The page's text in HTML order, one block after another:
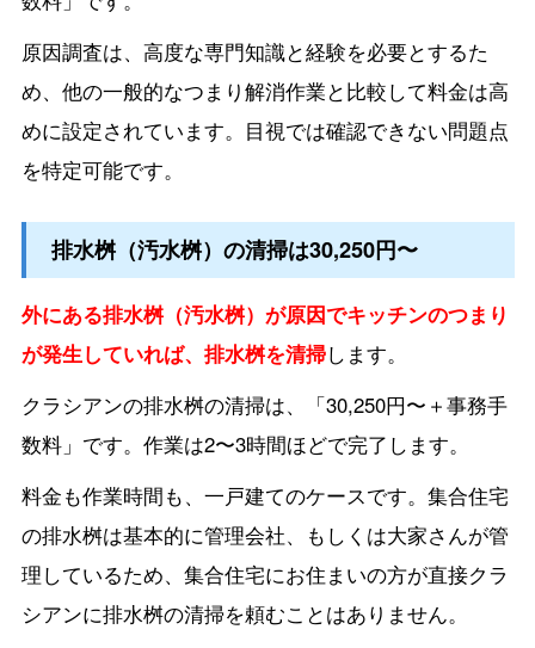
原因調査は、高度な専門知識と経験を必要とするた
め、他の一般的なつまり解消作業と比較して料金は高
めに設定されています。目視では確認できない問題点
を特定可能です。
排水桝（汚水桝）の清掃は30,250円〜
外にある排水桝（汚水桝）が原因でキッチンのつまり
が発生していれば、排水桝を清掃します。
クラシアンの排水桝の清掃は、「30,250円〜＋事務手
数料」です。作業は2〜3時間ほどで完了します。
料金も作業時間も、一戸建てのケースです。集合住宅
の排水桝は基本的に管理会社、もしくは大家さんが管
理しているため、集合住宅にお住まいの方が直接クラ
シアンに排水桝の清掃を頼むことはありません。